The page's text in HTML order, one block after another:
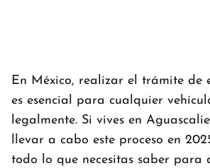
En México, realizar el trámite de
es esencial para cualquier
legalmente. Si vives en
llevar a cabo este proceso en
todo lo que necesitas saber para